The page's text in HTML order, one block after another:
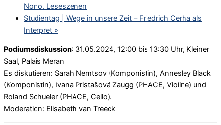
Nono. Leseszenen
Studientag | Wege in unsere Zeit – Friedrich Cerha als
Interpret »
Podiumsdiskussion: 31.05.2024, 12:00 bis 13:30 Uhr, Kleiner
Saal, Palais Meran
Es diskutieren: Sarah Nemtsov (Komponistin), Annesley Black
(Komponistin), Ivana Pristašová Zaugg (PHACE, Violine) und
Roland Schueler (PHACE, Cello).
Moderation: Elisabeth van Treeck